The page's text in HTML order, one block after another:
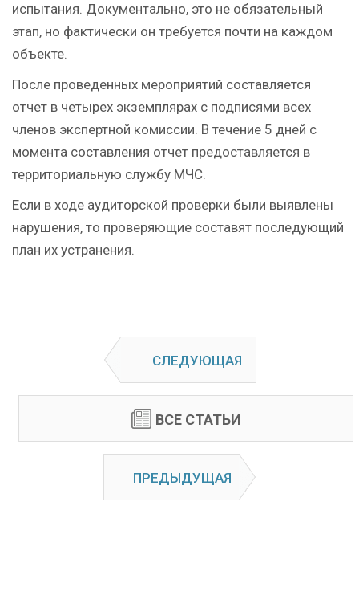
испытания. Документально, это не обязательный
этап, но фактически он требуется почти на каждом
объекте.
После проведенных мероприятий составляется
отчет в четырех экземплярах с подписями всех
членов экспертной комиссии. В течение 5 дней с
момента составления отчет предоставляется в
территориальную службу МЧС.
Если в ходе аудиторской проверки были выявлены
нарушения, то проверяющие составят последующий
план их устранения.
СЛЕДУЮЩАЯ
ВСЕ СТАТЬИ
ПРЕДЫДУЩАЯ